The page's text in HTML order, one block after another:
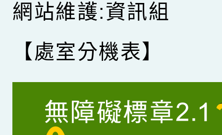
網站維護:資訊組
【處室分機表】